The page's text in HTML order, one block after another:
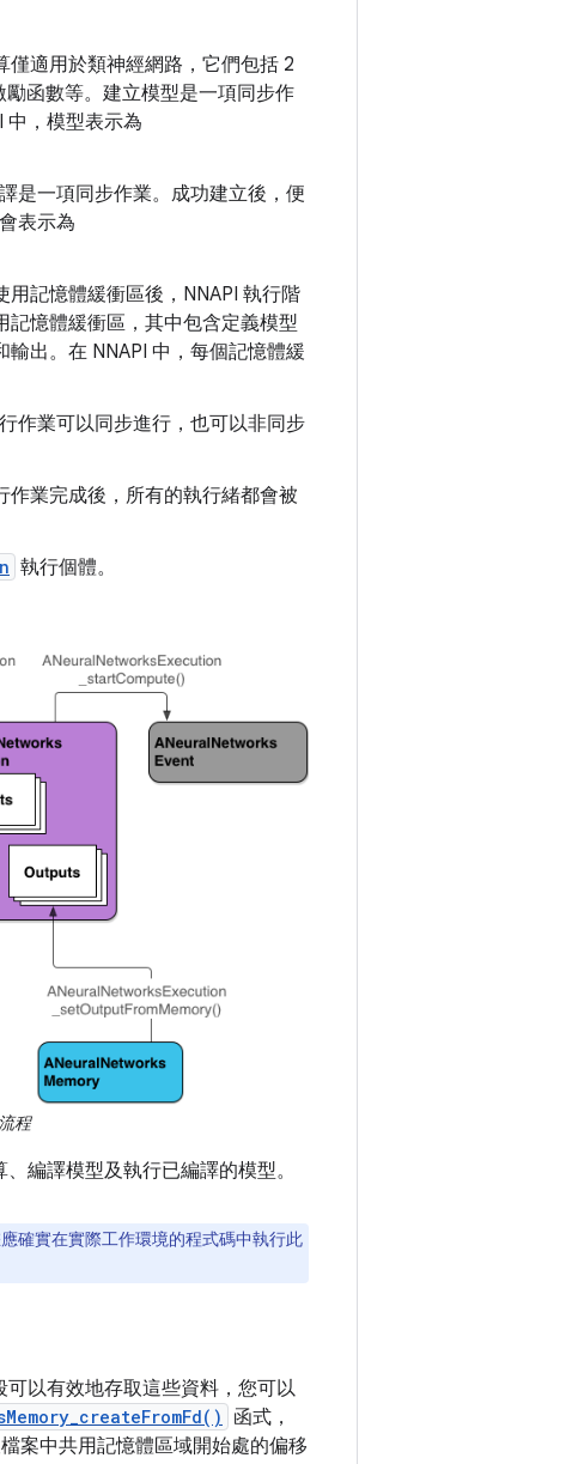
僅適用於類神經網路，它們包括 2
勵函數等。建立模型是一項同步作
中，模型表示為
是一項同步作業。成功建立後，便
表示為
記憶體緩衝區後，NNAPI 執行階
憶體緩衝區，其中包含定義模型
出。在 NNAPI 中，每個記憶體緩
作業可以同步進行，也可以非同步
業完成後，所有的執行緒都會被
執行個體。
程
編譯模型及執行已編譯的模型。
確實在實際工作環境的程式碼中執行此
以有效地存取這些資料，您可以
函式，
案中共用記憶體區域開始處的偏移